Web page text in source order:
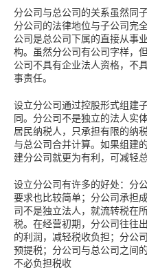
分公司与总公司的关系虽然同
分公司的法律地位与子公司完
公司是总公司下属的直接从事
构。虽然分公司有公司字样，
公司不具有企业法人资格，不
事责任。
设立分公司通过控股形式组建
同。分公司不是独立的法人实
居民纳税人，只承担有限的纳
与总公司合并计算。如果组建
建分公司就更为有利，可减轻
设立分公司有许多的好处：分
要求也比较简单；分公司承担
司不是独立法人，就流转税在
税。在经营初期，分公司往往
的利润，减轻税收负担；分公
预提税；分公司与总公司之间
不必负担税收